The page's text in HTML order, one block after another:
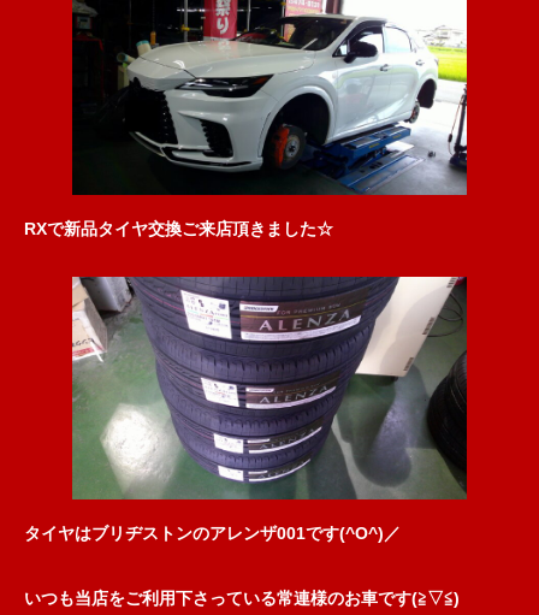
RXで新品タイヤ交換ご来店頂きました☆
タイヤはブリヂストンのアレンザ001です(^O^)／
いつも当店をご利用下さっている常連様のお車です(≧▽≦)